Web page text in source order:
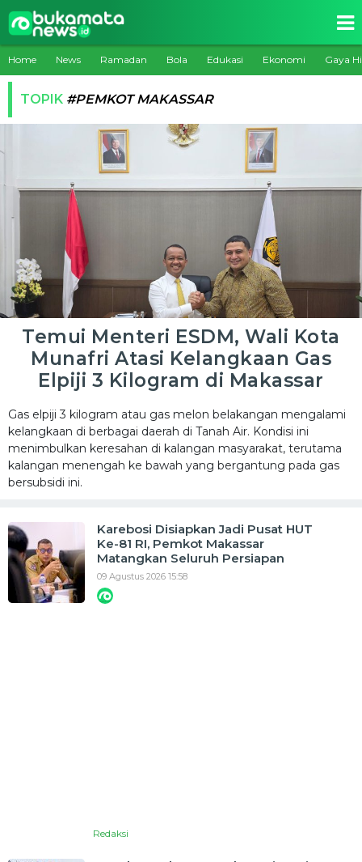
Home News Ramadan Bola Edukasi Ekonomi Gaya
TOPIK #PEMKOT MAKASSAR
Temui Menteri ESDM, Wali Kota
Munafri Atasi Kelangkaan Gas
Elpiji 3 Kilogram di Makassar
Gas elpiji 3 kilogram atau gas melon belakangan mengalami
kelangkaan di berbagai daerah di Tanah Air. Kondisi ini
menimbulkan keresahan di kalangan masyarakat, terutama
kalangan menengah ke bawah yang bergantung pada gas
bersubsidi ini.
Karebosi Disiapkan Jadi Pusat HUT
Ke-81 RI, Pemkot Makassar
Matangkan Seluruh Persiapan
09 Agustus 2026 15:58
Redaksi